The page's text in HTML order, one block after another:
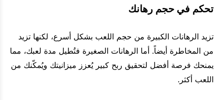
تحكم في حجم رهانك
تزيد الرهانات الكبيرة من حجم اللعب بشكل أسرع، لكنها تزيد
من المخاطرة أيضاً. أما الرهانات الصغيرة فتُطيل مدة لعبك، مما
يمنحك فرصة أفضل لتحقيق ربح كبير يُعزز ميزانيتك ويُمكّنك من
اللعب أكثر.